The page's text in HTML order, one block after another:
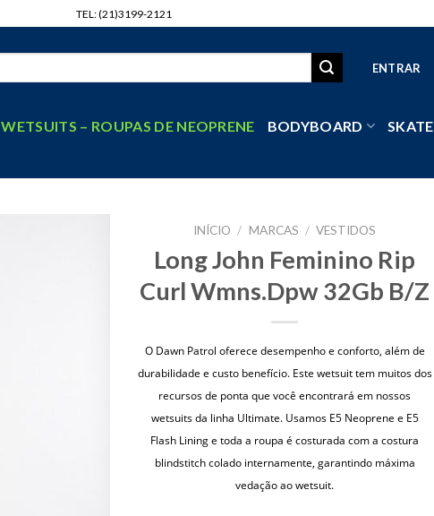
TEL: (21)3199-2121
ENTRAR
WETSUITS – ROUPAS DE NEOPRENE BODYBOARD SKATE
INÍCIO / MARCAS / VESTIDOS
Long John Feminino Rip
Curl Wmns.Dpw 32Gb B/Z
O Dawn Patrol oferece desempenho e conforto, além de
durabilidade e custo benefício. Este wetsuit tem muitos dos
recursos de ponta que você encontrará em nossos
wetsuits da linha Ultimate. Usamos E5 Neoprene e E5
Flash Lining e toda a roupa é costurada com a costura
blindstitch colado internamente, garantindo máxima
vedação ao wetsuit.